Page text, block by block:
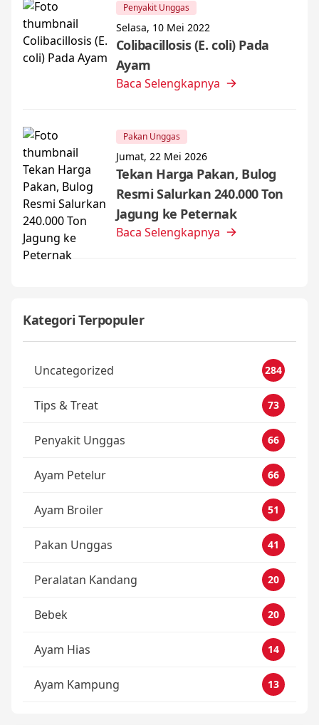
Penyakit Unggas
Selasa, 10 Mei 2022
Colibacillosis (E. coli) Pada
Ayam
Baca Selengkapnya
Pakan Unggas
Jumat, 22 Mei 2026
Tekan Harga Pakan, Bulog
Resmi Salurkan 240.000 Ton
Jagung ke Peternak
Baca Selengkapnya
Kategori Terpopuler
Uncategorized 284
Tips & Treat 73
Penyakit Unggas 66
Ayam Petelur 66
Ayam Broiler 51
Pakan Unggas 41
Peralatan Kandang 20
Bebek 20
Ayam Hias 14
Ayam Kampung 13